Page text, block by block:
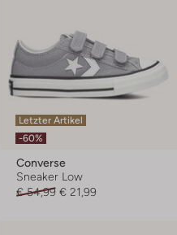
Letzter Artikel
-60%
Converse
Sneaker Low
€ 54,99 € 21,99